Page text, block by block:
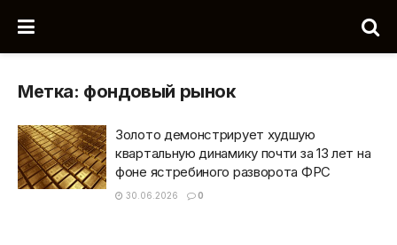
Метка: фондовый рынок
Золото демонстрирует худшую
квартальную динамику почти за 13 лет на
фоне ястребиного разворота ФРС
30.06.2026 0